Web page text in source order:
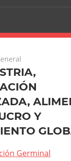
Y
Germinal